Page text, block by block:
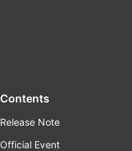
Contents
Release Note
Official Event